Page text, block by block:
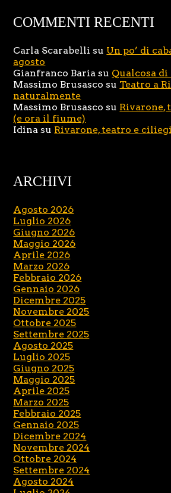
COMMENTI RECENTI
Carla Scarabelli su Un po’ di
agosto
Gianfranco Baria su Qualcosa
Massimo Brusasco su Teatro a
naturalmente
Massimo Brusasco su Rivarone,
(e ora il fiume)
Idina su Rivarone, teatro e
ARCHIVI
Agosto 2026
Luglio 2026
Giugno 2026
Maggio 2026
Aprile 2026
Marzo 2026
Febbraio 2026
Gennaio 2026
Dicembre 2025
Novembre 2025
Ottobre 2025
Settembre 2025
Agosto 2025
Luglio 2025
Giugno 2025
Maggio 2025
Aprile 2025
Marzo 2025
Febbraio 2025
Gennaio 2025
Dicembre 2024
Novembre 2024
Ottobre 2024
Settembre 2024
Agosto 2024